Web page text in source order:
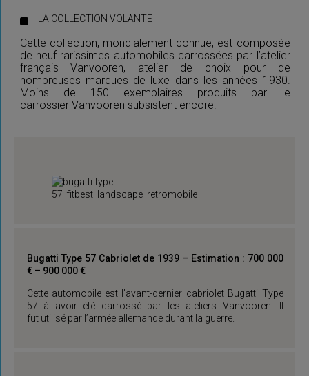
LA COLLECTION VOLANTE
Cette collection, mondialement connue, est composée
de neuf rarissimes automobiles carrossées par l’atelier
français Vanvooren, atelier de choix pour de
nombreuses marques de luxe dans les années 1930.
Moins de 150 exemplaires produits par le
carrossier Vanvooren subsistent encore.
Bugatti Type 57 Cabriolet de 1939 – Estimation : 700 000
€ – 900 000 €
Cette automobile est l’avant-dernier cabriolet Bugatti Type
57 à avoir été carrossé par les ateliers Vanvooren. Il
fut utilisé par l’armée allemande durant la guerre.